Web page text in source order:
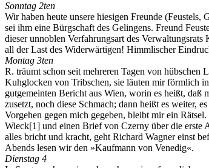
Sonntag 2ten
Wir haben heute unsere hiesigen Freunde
sei ihm eine Bürgschaft des Gelingens. Freund
dieser unnoblen Verfahrungsart des
all der Last des Widerwärtigen! Himmlischer
Montag 3ten
R. träumt schon seit mehreren Tagen von hübschen
Kuhglocken von Tribschen, sie läuten mir förmlich
gutgemeinten Bericht aus Wien, worin es heißt, daß
zusetzt, noch diese Schmach; dann heißt es weiter,
Vorgehen gegen mich gegeben, bleibt mir ein
Wieck[1] und einen Brief von Czerny über die erste
alles bricht und kracht, geht Richard Wagner einst
Abends lesen wir den »Kaufmann von Venedig«.
Dienstag 4